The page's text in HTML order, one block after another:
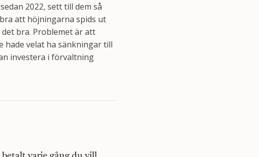
2022, sett till dem så
att höjningarna spids ut
bra. Problemet är att
hade velat ha sänkningar till
investera i förvaltning